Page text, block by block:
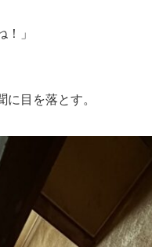
！」
目を落とす。